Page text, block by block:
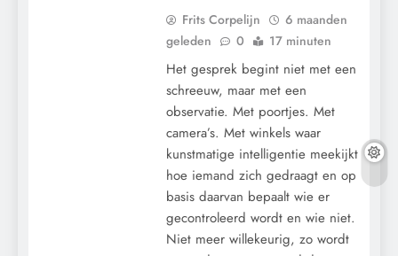
Frits Corpelijn
6 maanden
geleden
0 17 minuten
Het gesprek begint niet met een
schreeuw, maar met een
observatie. Met poortjes. Met
camera’s. Met winkels waar
kunstmatige intelligentie meekijkt
hoe iemand zich gedraagt en op
basis daarvan bepaalt wie er
gecontroleerd wordt en wie niet.
Niet meer willekeurig, zo wordt